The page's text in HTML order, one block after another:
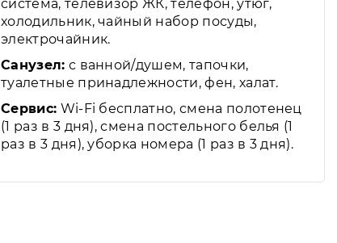
система, телевизор ЖК, телефон, утюг,
холодильник, чайный набор посуды,
электрочайник.
Санузел: с ванной/душем, тапочки,
туалетные принадлежности, фен, халат.
Сервис: Wi-Fi бесплатно, смена полотенец
(1 раз в 3 дня), смена постельного белья (1
раз в 3 дня), уборка номера (1 раз в 3 дня).